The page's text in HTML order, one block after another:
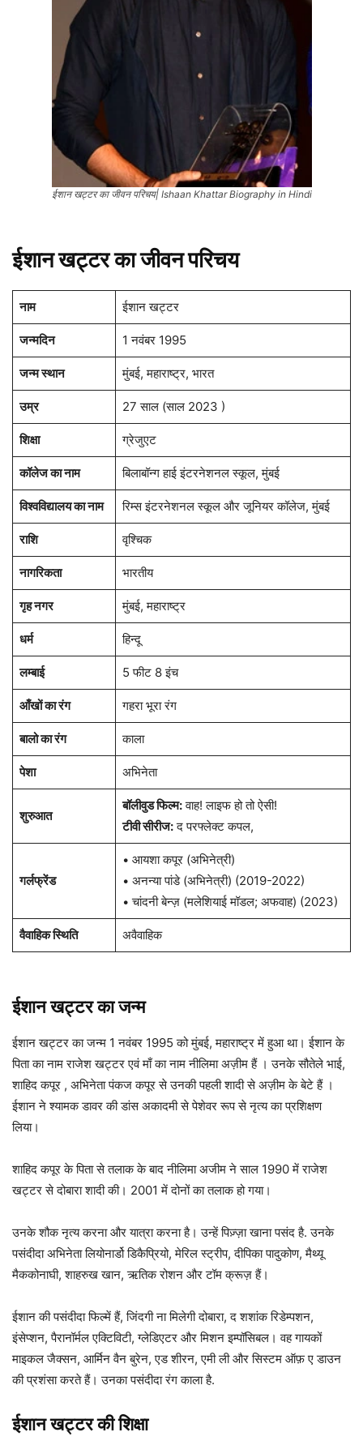
​​ईशान खट्टर का जीवन परिचय| Ishaan Khattar Biography in Hindi
ईशान खट्टर का जीवन परिचय
नाम ईशान खट्टर
जन्मदिन 1 नवंबर 1995
जन्म स्थान मुंबई, महाराष्ट्र, भारत
उम्र 27 साल (साल 2023 )
शिक्षा ग्रेजुएट
कॉलेजका नाम बिलाबॉन्ग हाई इंटरनेशनल स्कूल, मुंबई
विश्वविद्यालय का नाम रिम्स इंटरनेशनल स्कूल और जूनियर कॉलेज, मुंबई
राशि वृश्चिक
नागरिकता भारतीय
गृह नगर मुंबई, महाराष्ट्र
धर्म हिन्दू
लम्बाई 5 फीट 8 इंच
आँखों का रंग गहरा भूरा रंग
बालो का रंग काला
पेशा अभिनेता
शुरुआत
बॉलीवुड फिल्म:वाह! लाइफ हो तो ऐसी!
टीवी सीरीज:द परफ्लेक्ट कपल,
गर्लफ्रेंड
• आयशा कपूर (अभिनेत्री)
• अनन्या पांडे (अभिनेत्री) (2019-2022)
• चांदनी बेन्ज़ (मलेशियाई मॉडल; अफवाह) (2023)
वैवाहिक स्थिति अवैवाहिक
ईशान खट्टर का जन्म
ईशान खट्टर का जन्म 1 नवंबर 1995 को मुंबई, महाराष्ट्र में हुआ था। ईशान के
पिता का नाम राजेश खट्टर एवं माँ का नाम नीलिमा अज़ीम हैं । उनके सौतेले भाई,
शाहिद कपूर , अभिनेता पंकज कपूर से उनकी पहली शादी से अज़ीम के बेटे हैं ।
ईशान ने श्यामक डावर की डांस अकादमी से पेशेवर रूप से नृत्य का प्रशिक्षण
लिया।
शाहिद कपूर के पिता से तलाक के बाद नीलिमा अजीम ने साल 1990 में राजेश
खट्टर से दोबारा शादी की। 2001 में दोनों का तलाक हो गया।
उनके शौक नृत्य करना और यात्रा करना है। उन्हें पिज़्ज़ा खाना पसंद है. उनके
पसंदीदा अभिनेता लियोनार्डो डिकैप्रियो, मेरिल स्ट्रीप, दीपिका पादुकोण, मैथ्यू
मैककोनाघी, शाहरुख खान, ऋतिक रोशन और टॉम क्रूज़ हैं।
ईशान की पसंदीदा फिल्में हैं, जिंदगी ना मिलेगी दोबारा, द शशांक रिडेम्पशन,
इंसेप्शन, पैरानॉर्मल एक्टिविटी, ग्लेडिएटर और मिशन इम्पॉसिबल। वह गायकों
माइकल जैक्सन, आर्मिन वैन बुरेन, एड शीरन, एमी ली और सिस्टम ऑफ़ ए डाउन
की प्रशंसा करते हैं। उनका पसंदीदा रंग काला है.
ईशान खट्टर की शिक्षा